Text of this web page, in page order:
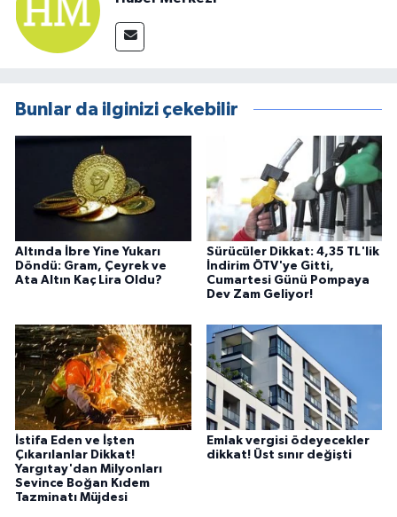
Bunlar da ilginizi çekebilir
Altında İbre Yine Yukarı
Döndü: Gram, Çeyrek ve
Ata Altın Kaç Lira Oldu?
Sürücüler Dikkat: 4,35 TL'lik
İndirim ÖTV'ye Gitti,
Cumartesi Günü Pompaya
Dev Zam Geliyor!
İstifa Eden ve İşten
Çıkarılanlar Dikkat!
Yargıtay'dan Milyonları
Sevince Boğan Kıdem
Tazminatı Müjdesi
Emlak vergisi ödeyecekler
dikkat! Üst sınır değişti